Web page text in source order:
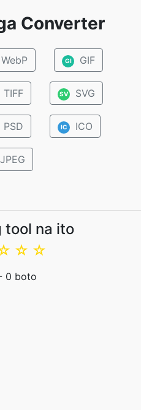
Converter
WebP GI GIF
TIFF SV SVG
PSD IC ICO
JPEG
tool na ito
☆
☆
0 boto